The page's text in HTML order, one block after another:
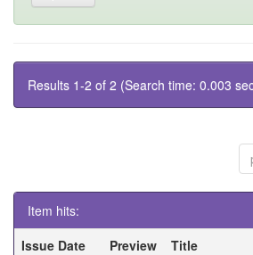
Results 1-2 of 2 (Search time: 0.003
Item hits:
Issue Date
Preview Title